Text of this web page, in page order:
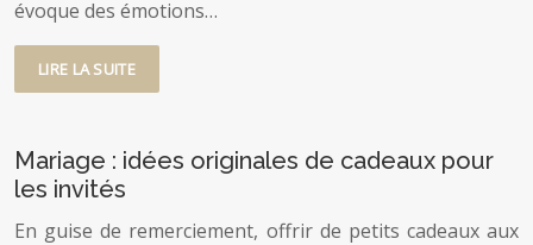
évoque des émotions…
LIRE LA SUITE
Mariage : idées originales de cadeaux pour
les invités
En guise de remerciement, offrir de petits cadeaux aux